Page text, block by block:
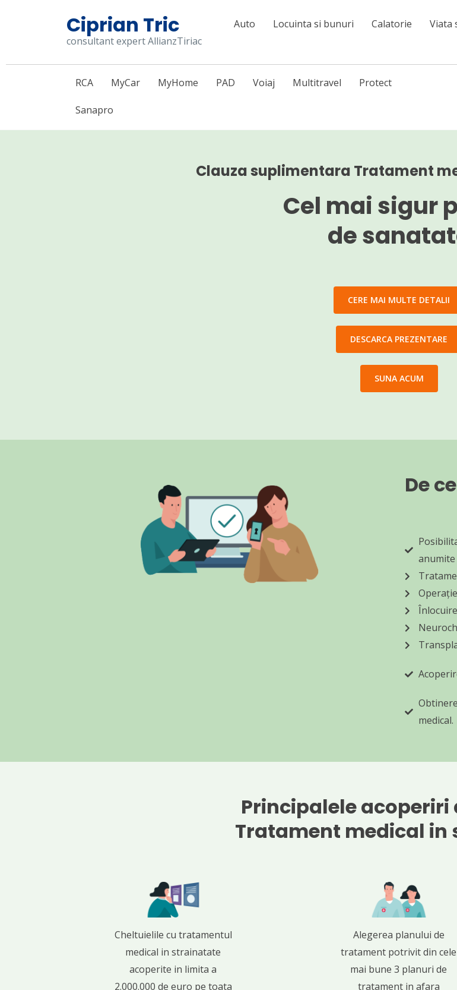
Ciprian Tric
consultant expert AllianzTiriac
Auto Locuinta si bunuri Calatorie Viata
RCA MyCar MyHome PAD Voiaj Multitravel Protect
Sanapro
Clauza suplimentara Tratament
Cel mai sigur
de
CERE MAI MULTE DETALII
DESCARCA PREZENTARE
SUNA ACUM
De
anumite
medical.
Principalele acoperiri
Tratament medical in
Cheltuielile cu tratamentul
medical in strainatate
acoperite in limita a
2.000.000 de euro pe toata
Alegerea planului de
tratament potrivit din cele
mai bune 3 planuri de
tratament in afara